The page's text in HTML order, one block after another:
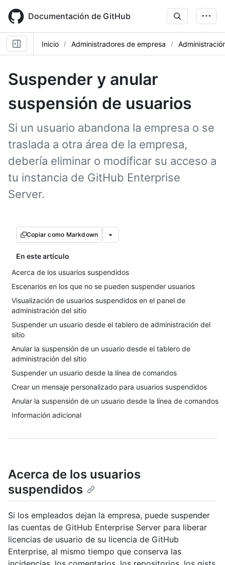
main
content
Documentación de GitHub
Inicio Administradores de empresa
Suspender y anular
suspensión de usuarios
Si un usuario abandona la empresa o se
traslada a otra área de la empresa,
debería eliminar o modificar su acceso a
tu instancia de GitHub Enterprise
Server.
Copiar como Markdown
En este artículo
Acerca de los usuarios suspendidos
Escenarios en los que no se pueden suspender usuarios
Visualización de usuarios suspendidos en el panel de
administración del sitio
Suspender un usuario desde el tablero de administración del
sitio
Anular la suspensión de un usuario desde el tablero de
administración del sitio
Suspender un usuario desde la línea de comandos
Crear un mensaje personalizado para usuarios suspendidos
Anular la suspensión de un usuario desde la línea de comandos
Información adicional
Acerca de los usuarios
suspendidos
Si los empleados dejan la empresa, puede suspender
las cuentas de GitHub Enterprise Server para liberar
licencias de usuario de su licencia de GitHub
Enterprise, al mismo tiempo que conserva las